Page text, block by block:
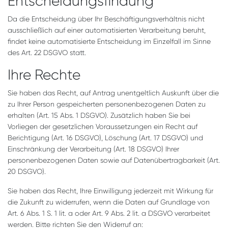
Da die Entscheidung über Ihr Beschäftigungsverhältnis nicht
ausschließlich auf einer automatisierten Verarbeitung beruht,
findet keine automatisierte Entscheidung im Einzelfall im Sinne
des Art. 22 DSGVO statt.
Ihre Rechte
Sie haben das Recht, auf Antrag unentgeltlich Auskunft über die
zu Ihrer Person gespeicherten personenbezogenen Daten zu
erhalten (Art. 15 Abs. 1 DSGVO). Zusätzlich haben Sie bei
Vorliegen der gesetzlichen Voraussetzungen ein Recht auf
Berichtigung (Art. 16 DSGVO), Löschung (Art. 17 DSGVO) und
Einschränkung der Verarbeitung (Art. 18 DSGVO) Ihrer
personenbezogenen Daten sowie auf Datenübertragbarkeit (Art.
20 DSGVO).
Sie haben das Recht, Ihre Einwilligung jederzeit mit Wirkung für
die Zukunft zu widerrufen, wenn die Daten auf Grundlage von
Art. 6 Abs. 1 S. 1 lit. a oder Art. 9 Abs. 2 lit. a DSGVO verarbeitet
werden. Bitte richten Sie den Widerruf an: